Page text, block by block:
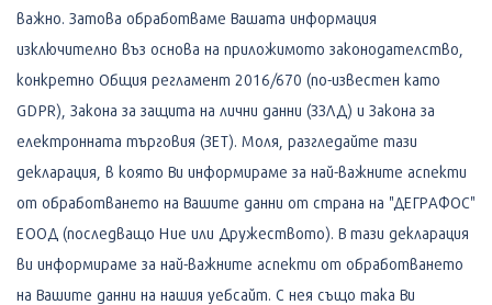
важно. Затова обработваме Вашата информация
изключително въз основа на приложимото законодателство,
конкретно Общия регламент 2016/670 (по-известен като
GDPR), Закона за защита на лични данни (ЗЗЛД) и Закона за
електронната търговия (ЗЕТ). Моля, разгледайте тази
декларация, в която Ви информираме за най-важните аспекти
от обработването на Вашите данни от страна на "ДЕГРАФОС"
ЕООД (последващо Ние или Дружеството). В тази декларация
ви информираме за най-важните аспекти от обработването
на Вашите данни на нашия уебсайт. С нея също така Ви